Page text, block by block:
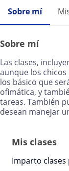
Sobre mí
Sobre mí
Las clases,
aunque los
los básico que
ofimática, y
tareas. También
desean manejar
Mis clases
Imparto clases